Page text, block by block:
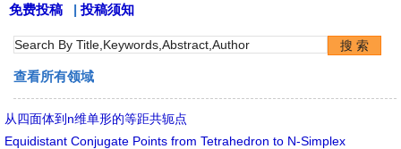
免费投稿 | 投稿须知
查看所有领域
从四面体到n维单形的等距共轭点
Equidistant Conjugate Points from Tetrahedron to N-Simplex